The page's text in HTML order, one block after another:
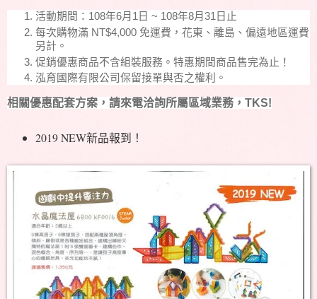
活動期間：108年6月1日 ~ 108年8月31日止
每次購物滿 NT$4,000 免運費，花東、離島、偏遠地區運費
另計。
促銷優惠商品不含組裝服務。特惠期間商品售完為止！
泓育國際有限公司保留接單與否之權利。
相關優惠配套方案，請來電洽詢所屬區域業務，TKS!
2019 NEW新品報到！